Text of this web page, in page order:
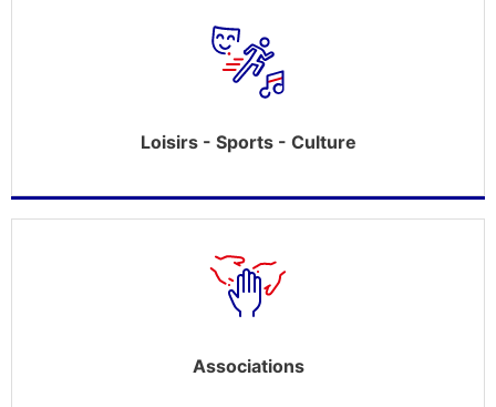
Loisirs - Sports - Culture
Associations